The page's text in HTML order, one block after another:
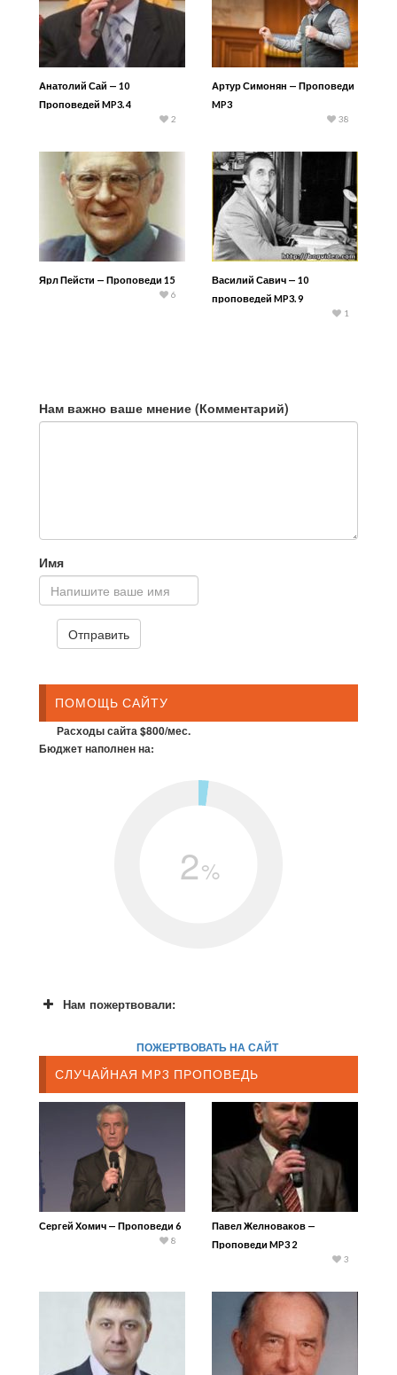
Анатолий Сай — 10
Проповедей MP3. 4
2
Артур Симонян — Проповеди
MP3
38
Ярл Пейсти — Проповеди 15
6
Василий Савич — 10
проповедей MP3. 9
1
Нам важно ваше мнение (Комментарий)
Имя
ПОМОЩЬ САЙТУ
Расходы сайта $800/мес.
Бюджет наполнен на:
2%
Нам пожертвовали:
ПОЖЕРТВОВАТЬ НА САЙТ
СЛУЧАЙНАЯ MP3 ПРОПОВЕДЬ
Сергей Хомич — Проповеди 6
8
Павел Желноваков —
Проповеди MP3 2
3